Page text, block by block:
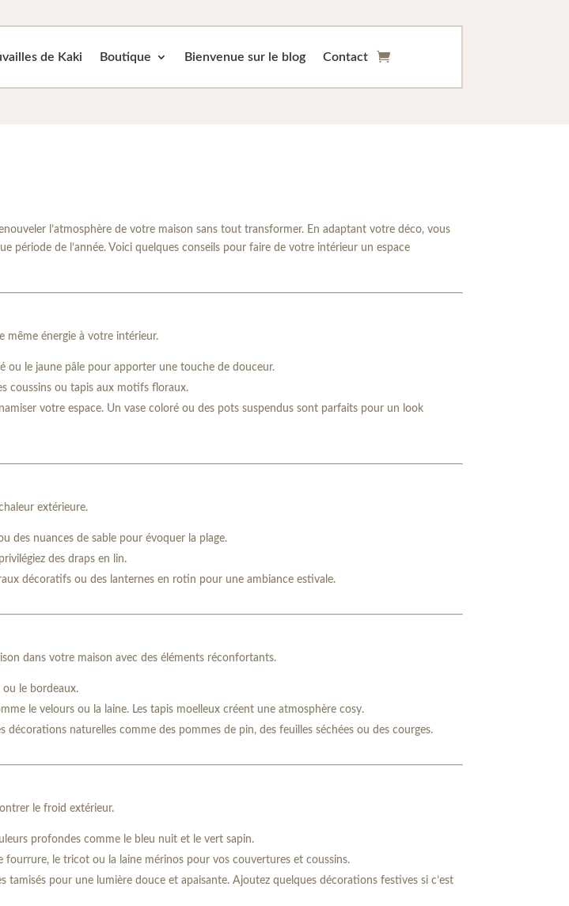
de Kaki Boutique Bienvenue sur le blog Contact
l’atmosphère de votre maison sans tout transformer. En adaptant votre déco, vous
période de l’année. Voici quelques conseils pour faire de votre intérieur un espace
même énergie à votre intérieur.
ou le jaune pâle pour apporter une touche de douceur.
coussins ou tapis aux motifs floraux.
votre espace. Un vase coloré ou des pots suspendus sont parfaits pour un look
extérieure.
des nuances de sable pour évoquer la plage.
des draps en lin.
décoratifs ou des lanternes en rotin pour une ambiance estivale.
dans votre maison avec des éléments réconfortants.
ou le bordeaux.
le velours ou la laine. Les tapis moelleux créent une atmosphère cosy.
décorations naturelles comme des pommes de pin, des feuilles séchées ou des courges.
le froid extérieur.
profondes comme le bleu nuit et le vert sapin.
le tricot ou la laine mérinos pour vos couvertures et coussins.
tamisés pour une lumière douce et apaisante. Ajoutez quelques décorations festives si c’est